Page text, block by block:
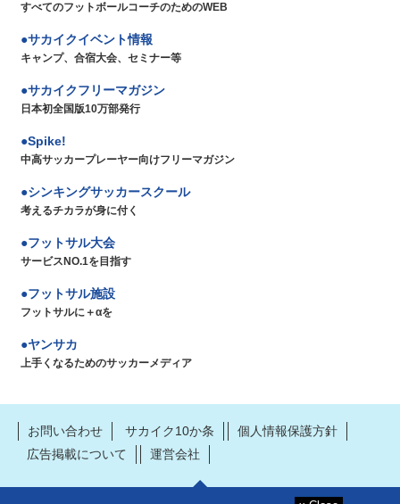
すべてのフットボールコーチのためのWEB
サカイクイベント情報
キャンプ、合宿大会、セミナー等
サカイクフリーマガジン
日本初全国版10万部発行
Spike!
中高サッカープレーヤー向けフリーマガジン
シンキングサッカースクール
考えるチカラが身に付く
フットサル大会
サービスNO.1を目指す
フットサル施設
フットサルに＋αを
ヤンサカ
上手くなるためのサッカーメディア
お問い合わせ サカイク10か条
個人情報保護方針
広告掲載について
運営会社